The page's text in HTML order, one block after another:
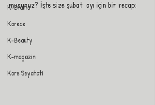
K-Drama
Korece
K-Beauty
K-magazin
Kore Seyahati
musunuz? İşte size şubat  ayı için bir recap: